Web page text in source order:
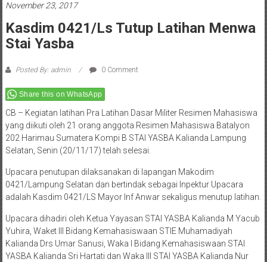
November 23, 2017
Kasdim 0421/Ls Tutup Latihan Menwa
Stai Yasba
Posted By: admin 0 Comment
Share this on WhatsApp
CB – Kegiatan latihan Pra Latihan Dasar Militer Resimen Mahasiswa
yang diikuti oleh 21 orang anggota Resimen Mahasiswa Batalyon
202 Harimau Sumatera Kompi B STAI YASBA Kalianda Lampung
Selatan, Senin (20/11/17) telah selesai.
Upacara penutupan dilaksanakan di lapangan Makodim
0421/Lampung Selatan dan bertindak sebagai Inpektur Upacara
adalah Kasdim 0421/LS Mayor Inf Anwar sekaligus menutup latihan.
Upacara dihadiri oleh Ketua Yayasan STAI YASBA Kalianda M Yacub
Yuhira, Waket III Bidang Kemahasiswaan STIE Muhamadiyah
Kalianda Drs Umar Sanusi, Waka I Bidang Kemahasiswaan STAI
YASBA Kalianda Sri Hartati dan Waka III STAI YASBA Kalianda Nur